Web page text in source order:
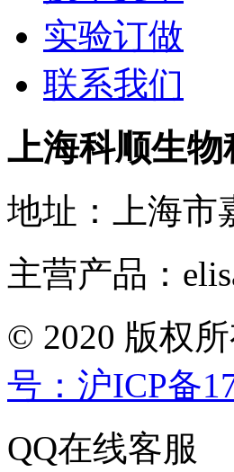
实验订做
联系我们
上海科顺生
地址：上海市
主营产品：
© 2020 版权
号：沪ICP备
QQ在线客服